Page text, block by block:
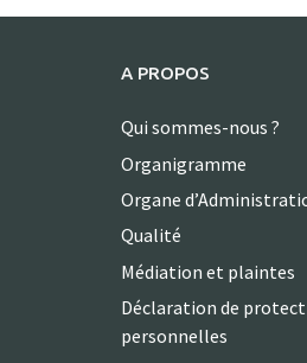
A PROPOS
Qui sommes-nous ?
Organigramme
Organe
Qualité
Médiation et plaintes
Déclaration de
personnelles